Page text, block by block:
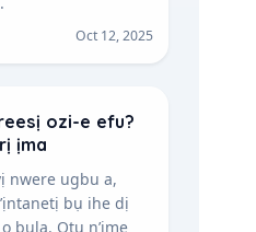
Oct 12, 2025
ozi-e efu?
ịma
nwere ugbu a,
bụ ihe dị
bụla. Otu n’ime